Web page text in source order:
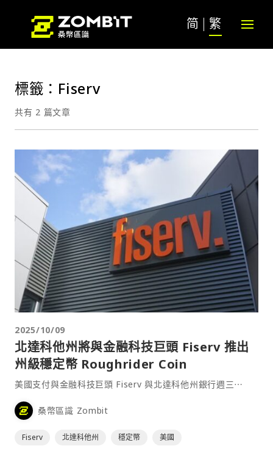
简 繁
標籤：Fiserv
共有 2 篇文章
2025/10/09
北達科他州將與金融科技巨頭 Fiserv 推出
州級穩定幣 Roughrider Coin
美國支付與金融科技巨頭 Fiserv 與北達科他州銀行週三⋯
桑幣區識 Zombit
Fiserv 北達科他州 穩定幣 美國